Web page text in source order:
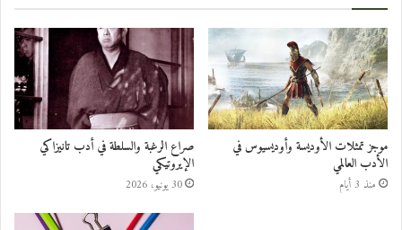
موجز تمثلات الأوديسة وأوديسيوس في
الأدب العالمي
منذ 3 أيام
صراع الرغبة والسلطة في أدب تانيزاكي
الإيروتيكي
30 يونيو، 2026